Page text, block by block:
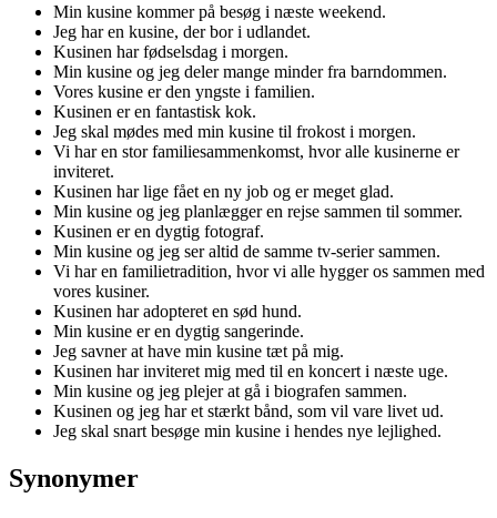
Min kusine kommer på besøg i næste weekend.
Jeg har en kusine, der bor i udlandet.
Kusinen har fødselsdag i morgen.
Min kusine og jeg deler mange minder fra barndommen.
Vores kusine er den yngste i familien.
Kusinen er en fantastisk kok.
Jeg skal mødes med min kusine til frokost i morgen.
Vi har en stor familiesammenkomst, hvor alle kusinerne er
inviteret.
Kusinen har lige fået en ny job og er meget glad.
Min kusine og jeg planlægger en rejse sammen til sommer.
Kusinen er en dygtig fotograf.
Min kusine og jeg ser altid de samme tv-serier sammen.
Vi har en familietradition, hvor vi alle hygger os sammen med
vores kusiner.
Kusinen har adopteret en sød hund.
Min kusine er en dygtig sangerinde.
Jeg savner at have min kusine tæt på mig.
Kusinen har inviteret mig med til en koncert i næste uge.
Min kusine og jeg plejer at gå i biografen sammen.
Kusinen og jeg har et stærkt bånd, som vil vare livet ud.
Jeg skal snart besøge min kusine i hendes nye lejlighed.
Synonymer